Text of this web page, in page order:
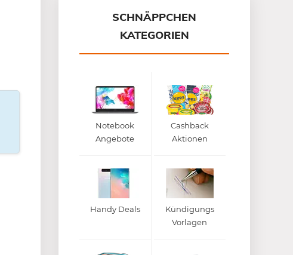
SCHNÄPPCHEN
KATEGORIEN
Notebook
Angebote
Cashback
Aktionen
Handy Deals
Kündigungs
Vorlagen